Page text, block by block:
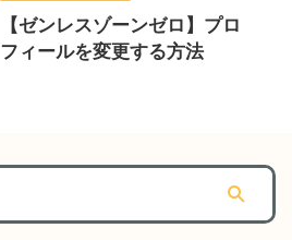
【ゼンレスゾーンゼロ】プロ
フィールを変更する方法